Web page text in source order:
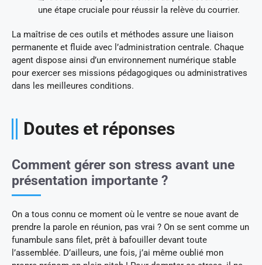
une étape cruciale pour réussir la relève du courrier.
La maîtrise de ces outils et méthodes assure une liaison
permanente et fluide avec l’administration centrale. Chaque
agent dispose ainsi d’un environnement numérique stable
pour exercer ses missions pédagogiques ou administratives
dans les meilleures conditions.
Doutes et réponses
Comment gérer son stress avant une
présentation importante ?
On a tous connu ce moment où le ventre se noue avant de
prendre la parole en réunion, pas vrai ? On se sent comme un
funambule sans filet, prêt à bafouiller devant toute
l’assemblée. D’ailleurs, une fois, j’ai même oublié mon